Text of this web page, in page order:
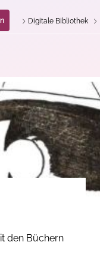
Digitale Bibliothek
den Büchern